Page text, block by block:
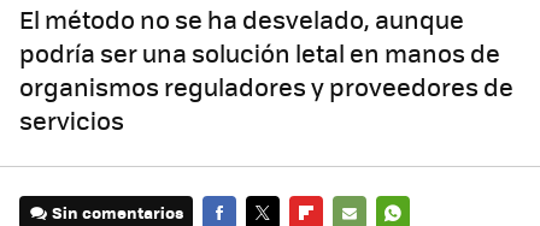
El método no se ha desvelado, aunque
podría ser una solución letal en manos de
organismos reguladores y proveedores de
servicios
Sin comentarios